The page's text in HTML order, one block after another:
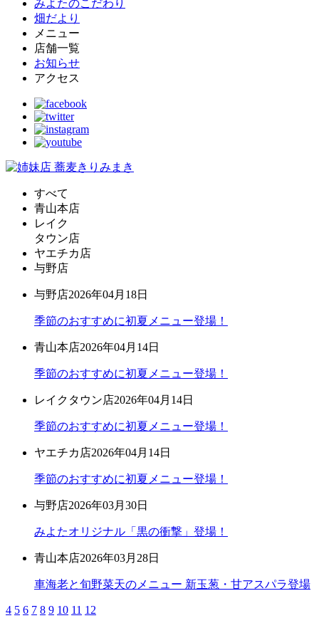
みよたのこだわり
畑だより
メニュー
店舗一覧
お知らせ
アクセス
すべて
青山本店
レイク
タウン店
ヤエチカ店
与野店
与野店2026年04月18日
季節のおすすめに初夏メニュー登場！
青山本店2026年04月14日
季節のおすすめに初夏メニュー登場！
レイクタウン店2026年04月14日
季節のおすすめに初夏メニュー登場！
ヤエチカ店2026年04月14日
季節のおすすめに初夏メニュー登場！
与野店2026年03月30日
みよたオリジナル「黒の衝撃」登場！
青山本店2026年03月28日
車海老と旬野菜天のメニュー 新玉葱・甘アスパラ登場
4 5 6 7 8 9 10 11 12